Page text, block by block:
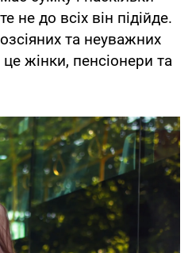
не до всіх він підійде.
та неуважних
жінки, пенсіонери та